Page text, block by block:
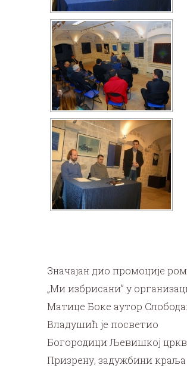
Значајан дио промоције
„Ми избрисани” у
Матице Боке аутор
Владушић је посветио
Богородици Љевишкој
Призрену, задужбини краља